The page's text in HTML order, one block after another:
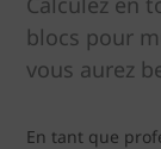
blocs pour
vous aurez
En tant que